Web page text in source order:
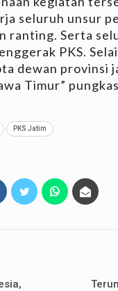
seluruh unsur
ranting. Serta
PKS.
dewan provinsi
Timur”
PKS Jatim